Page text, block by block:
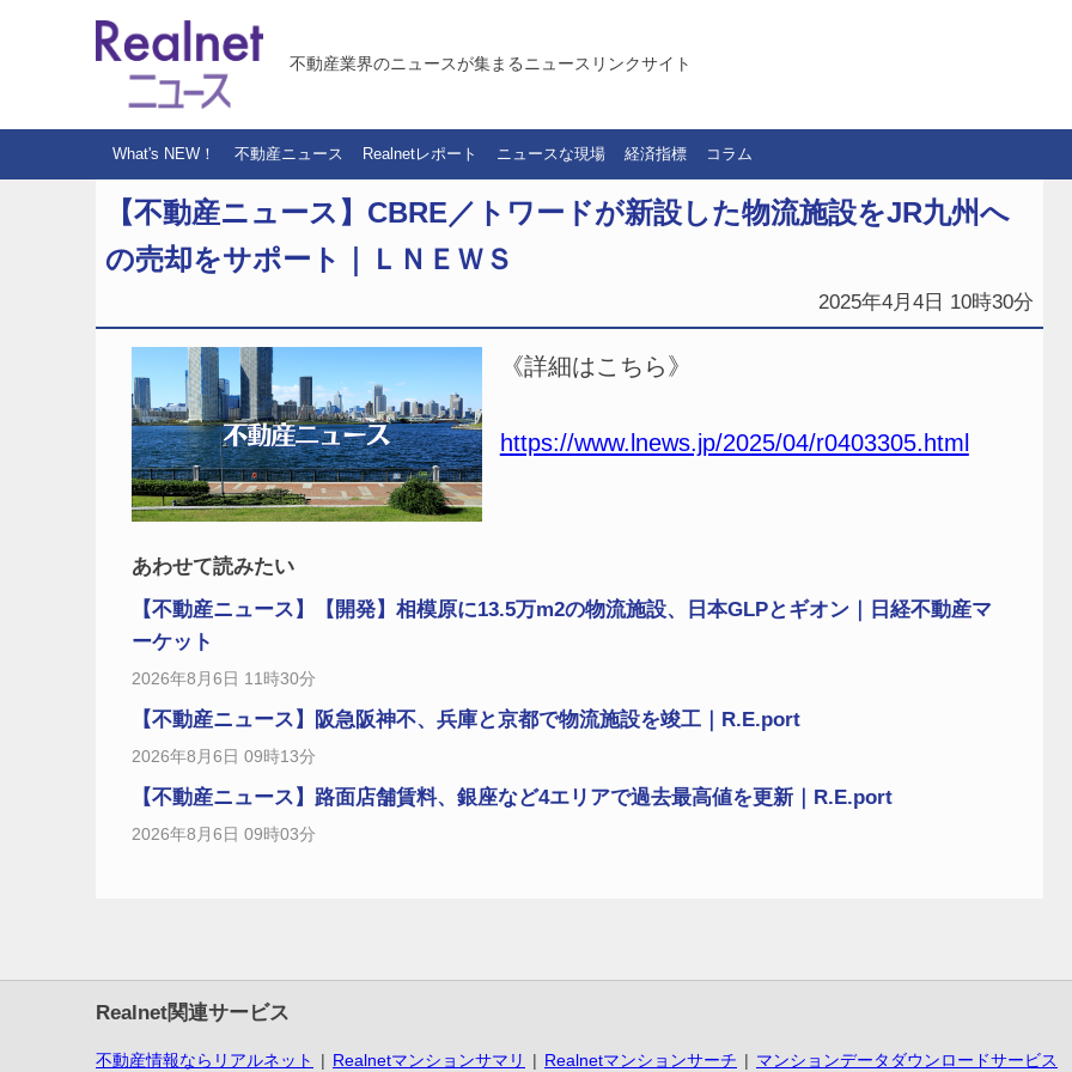
不動産業界のニュースが集まるニュースリンクサイト
What's NEW！ 不動産ニュース Realnetレポート ニュースな現場 経済指標 コラム
【不動産ニュース】CBRE／トワードが新設した物流施設をJR九州へ
の売却をサポート｜ＬＮＥＷＳ
2025年4月4日 10時30分
《詳細はこちら》
https://www.lnews.jp/2025/04/r0403305.html
あわせて読みたい
【不動産ニュース】【開発】相模原に13.5万m2の物流施設、日本GLPとギオン｜日経不動産マ
ーケット
2026年8月6日 11時30分
【不動産ニュース】阪急阪神不、兵庫と京都で物流施設を竣工｜R.E.port
2026年8月6日 09時13分
【不動産ニュース】路面店舗賃料、銀座など4エリアで過去最高値を更新｜R.E.port
2026年8月6日 09時03分
Realnet関連サービス
不動産情報ならリアルネット Realnetマンションサマリ Realnetマンションサーチ マンションデータダウンロードサービス